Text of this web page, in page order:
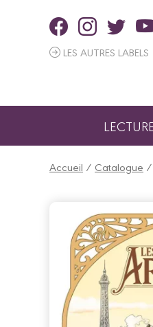
LES AUTRES LABELS
Accueil / Catalogue /